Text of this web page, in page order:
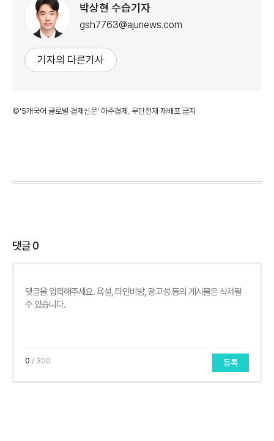
박상현 수습기자
gsh7763@ajunews.com
기자의 다른기사
©'5개국어 글로벌 경제신문' 아주경제. 무단전재·재배포 금지
댓글0
0 / 300 등록